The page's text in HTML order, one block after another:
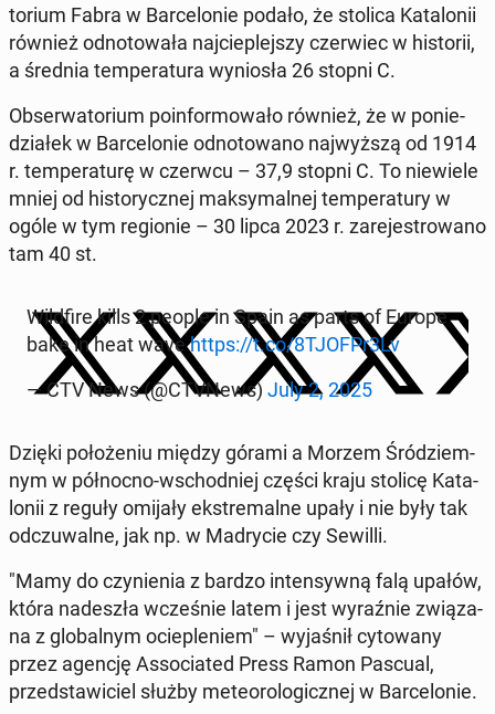
to­rium Fabra w Bar­ce­lo­nie podało, że stolica Ka­ta­lo­nii
również od­no­to­wa­ła naj­cie­plej­szy czer­wiec w hi­sto­rii,
a średnia tem­pe­ra­tu­ra wy­nio­sła 26 stopni C.
Ob­ser­wa­to­rium po­in­for­mo­wa­ło również, że w po­nie­
dzia­łek w Bar­ce­lo­nie od­no­to­wa­no naj­wyż­szą od 1914
r. tem­pe­ra­tu­rę w czerwcu – 37,9 stopni C. To nie­wie­le
mniej od hi­sto­rycz­nej mak­sy­mal­nej tem­pe­ra­tu­ry w
ogóle w tym re­gio­nie – 30 lipca 2023 r. za­re­je­stro­wa­no
tam 40 st.
Wild­fi­re kills 2 people in Spain as parts of Europe
bake in heat wavehttps://t.co/8TJOFPr3Lv
— CTV News (@CTVNews) July 2, 2025
Dzięki po­ło­że­niu między górami a Morzem Śród­ziem­
nym w pół­noc­no-wschod­niej części kraju stolicę Ka­ta­
lo­nii z reguły omijały eks­tre­mal­ne upały i nie były tak
od­czu­wal­ne, jak np. w Ma­dry­cie czy Sewilli.
"Mamy do czy­nie­nia z bardzo in­ten­syw­ną falą upałów,
która na­de­szła wcze­śnie latem i jest wy­raź­nie zwią­za­
na z glo­bal­nym ocie­ple­niem" – wy­ja­śnił cy­to­wa­ny
przez agencję As­so­cia­ted Press Ramon Pascual,
przed­sta­wi­ciel służby me­te­oro­lo­gicz­nej w Bar­ce­lo­nie.